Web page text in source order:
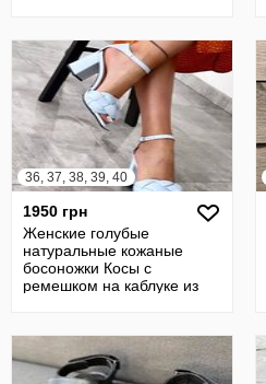
36, 37, 38, 39, 40
1950 грн
Женские голубые
натуральные кожаные
босоножки Косы с
ремешком на каблуке из